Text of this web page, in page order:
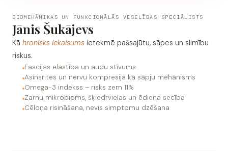
BIOMEHĀNIKAS UN FUNKCIONĀLĀS VESELĪBAS SPECIĀLISTS
Jānis Šukājevs
Kā hronisks iekaisums ietekmē pašsajūtu, sāpes un slimību
riskus.
Fascijas elastība un audu stīvums
Asinsrites un nervu kompresija kā sāpju mehānisms
Omega-3 indekss – risks zem 11%
Zarnu mikrobioms, šķiedrvielas un ēdiena secība
Cēloņa risināšana, nevis simptomu dzēšana